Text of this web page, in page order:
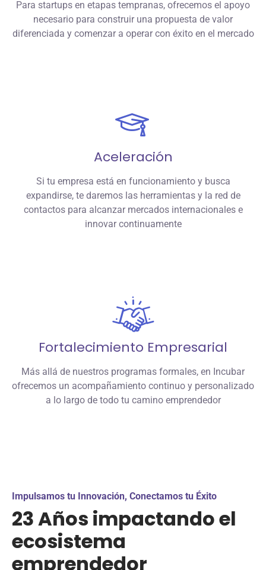
Para startups en etapas tempranas, ofrecemos el apoyo
necesario para construir una propuesta de valor
diferenciada y comenzar a operar con éxito en el mercado
Aceleración
Si tu empresa está en funcionamiento y busca
expandirse, te daremos las herramientas y la red de
contactos para alcanzar mercados internacionales e
innovar continuamente
Fortalecimiento Empresarial
Más allá de nuestros programas formales, en Incubar
ofrecemos un acompañamiento continuo y personalizado
a lo largo de todo tu camino emprendedor
Impulsamos tu Innovación, Conectamos tu Éxito
23 Años impactando el
ecosistema
emprendedor